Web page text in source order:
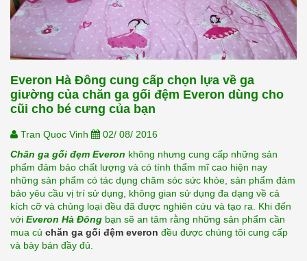
Everon Hà Đông cung cấp chọn lựa về ga
giường của chăn ga gối đệm Everon dùng cho
cũi cho bé cưng của bạn
Tran Quoc Vinh
02/ 08/ 2016
Chăn ga gối đẹm Everon không nhưng cung cấp những sản
phẩm đảm bảo chất lượng và có tính thẩm mĩ cao hiện nay
những sản phẩm có tác dụng chăm sóc sức khỏe, sản phẩm đảm
bảo yêu cầu vị trí sử dụng, không gian sử dụng đa dạng về cả
kích cỡ và chủng loại đều đã được nghiên cứu và tạo ra. Khi đến
với Everon Hà Đông bạn sẽ an tâm rằng những sản phẩm cần
mua củ chăn ga gối đệm everon đều được chúng tôi cung cấp
và bày bán đầy đủ.